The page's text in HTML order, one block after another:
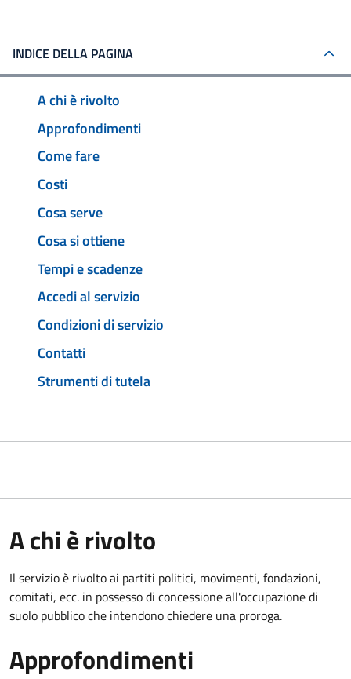
INDICE DELLA PAGINA
A chi è rivolto
Approfondimenti
Come fare
Costi
Cosa serve
Cosa si ottiene
Tempi e scadenze
Accedi al servizio
Condizioni di servizio
Contatti
Strumenti di tutela
A chi è rivolto
Il servizio è rivolto ai partiti politici, movimenti, fondazioni,
comitati, ecc. in possesso di concessione all'occupazione di
suolo pubblico che intendono chiedere una proroga.
Approfondimenti